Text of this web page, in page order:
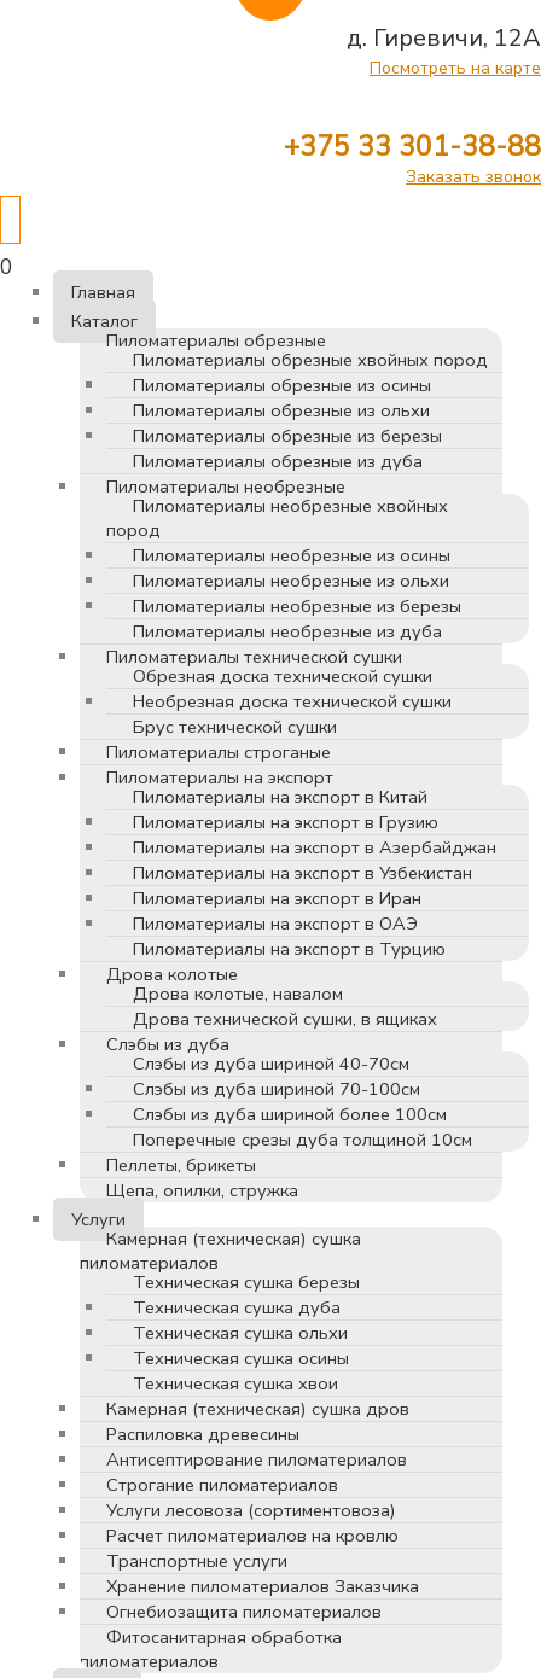
д. Гиревичи, 12А
Посмотреть на карте
+375 33 301-38-88
Заказать звонок
0
Главная
Каталог
Пиломатериалы обрезные
Пиломатериалы обрезные хвойных пород
Пиломатериалы обрезные из осины
Пиломатериалы обрезные из ольхи
Пиломатериалы обрезные из березы
Пиломатериалы обрезные из дуба
Пиломатериалы необрезные
Пиломатериалы необрезные хвойных
пород
Пиломатериалы необрезные из осины
Пиломатериалы необрезные из ольхи
Пиломатериалы необрезные из березы
Пиломатериалы необрезные из дуба
Пиломатериалы технической сушки
Обрезная доска технической сушки
Необрезная доска технической сушки
Брус технической сушки
Пиломатериалы строганые
Пиломатериалы на экспорт
Пиломатериалы на экспорт в Китай
Пиломатериалы на экспорт в Грузию
Пиломатериалы на экспорт в Азербайджан
Пиломатериалы на экспорт в Узбекистан
Пиломатериалы на экспорт в Иран
Пиломатериалы на экспорт в ОАЭ
Пиломатериалы на экспорт в Турцию
Дрова колотые
Дрова колотые, навалом
Дрова технической сушки, в ящиках
Слэбы из дуба
Слэбы из дуба шириной 40-70см
Слэбы из дуба шириной 70-100см
Слэбы из дуба шириной более 100см
Поперечные срезы дуба толщиной 10см
Пеллеты, брикеты
Щепа, опилки, стружка
Услуги
Камерная (техническая) сушка
пиломатериалов
Техническая сушка березы
Техническая сушка дуба
Техническая сушка ольхи
Техническая сушка осины
Техническая сушка хвои
Камерная (техническая) сушка дров
Распиловка древесины
Антисептирование пиломатериалов
Строгание пиломатериалов
Услуги лесовоза (сортиментовоза)
Расчет пиломатериалов на кровлю
Транспортные услуги
Хранение пиломатериалов Заказчика
Огнебиозащита пиломатериалов
Фитосанитарная обработка
пиломатериалов